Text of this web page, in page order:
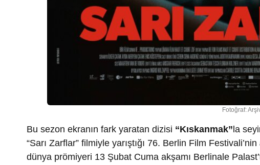
Fotoğraf:
Bu sezon ekranın fark yaratan dizisi “Kıskanmak” la
“Sarı Zarflar” filmiyle yarıştığı 76. Berlin Film Festivali’nin
dünya prömiyeri 13 Şubat Cuma akşamı Berlinale